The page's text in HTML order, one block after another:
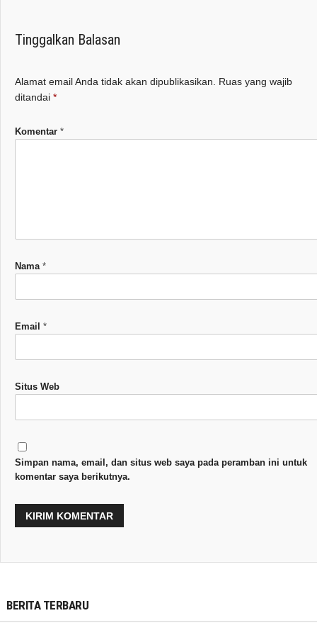
Tinggalkan Balasan
Alamat email Anda tidak akan dipublikasikan. Ruas yang wajib
ditandai *
Komentar *
Nama *
Email *
Situs Web
Simpan nama, email, dan situs web saya pada peramban ini untuk
komentar saya berikutnya.
BERITA TERBARU